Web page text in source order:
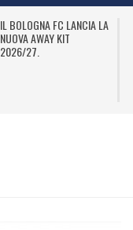
IL BOLOGNA FC LANCIA LA
NUOVA AWAY KIT
2026/27.